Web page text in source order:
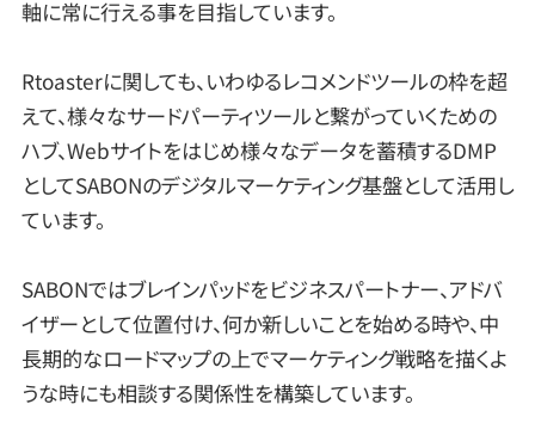
軸に常に行える事を目指しています。
Rtoasterに関しても、いわゆるレコメンドツールの枠を超
えて、様々なサードパーティツールと繋がっていくための
ハブ、Webサイトをはじめ様々なデータを蓄積するDMP
としてSABONのデジタルマーケティング基盤として活用し
ています。
SABONではブレインパッドをビジネスパートナー、アドバ
イザーとして位置付け、何か新しいことを始める時や、中
長期的なロードマップの上でマーケティング戦略を描くよ
うな時にも相談する関係性を構築しています。